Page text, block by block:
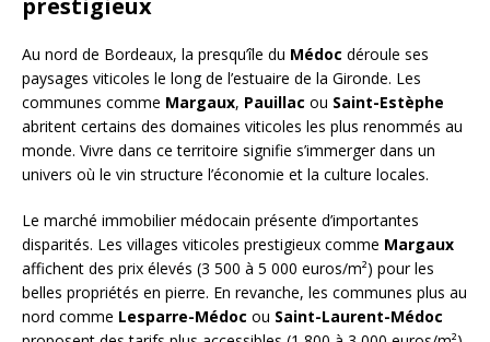
Au nord de Bordeaux, la presqu’île du Médoc déroule ses
paysages viticoles le long de l’estuaire de la Gironde. Les
communes comme Margaux, Pauillac ou Saint-Estèphe
abritent certains des domaines viticoles les plus renommés au
monde. Vivre dans ce territoire signifie s’immerger dans un
univers où le vin structure l’économie et la culture locales.
Le marché immobilier médocain présente d’importantes
disparités. Les villages viticoles prestigieux comme Margaux
affichent des prix élevés (3 500 à 5 000 euros/m²) pour les
belles propriétés en pierre. En revanche, les communes plus au
nord comme Lesparre-Médoc ou Saint-Laurent-Médoc